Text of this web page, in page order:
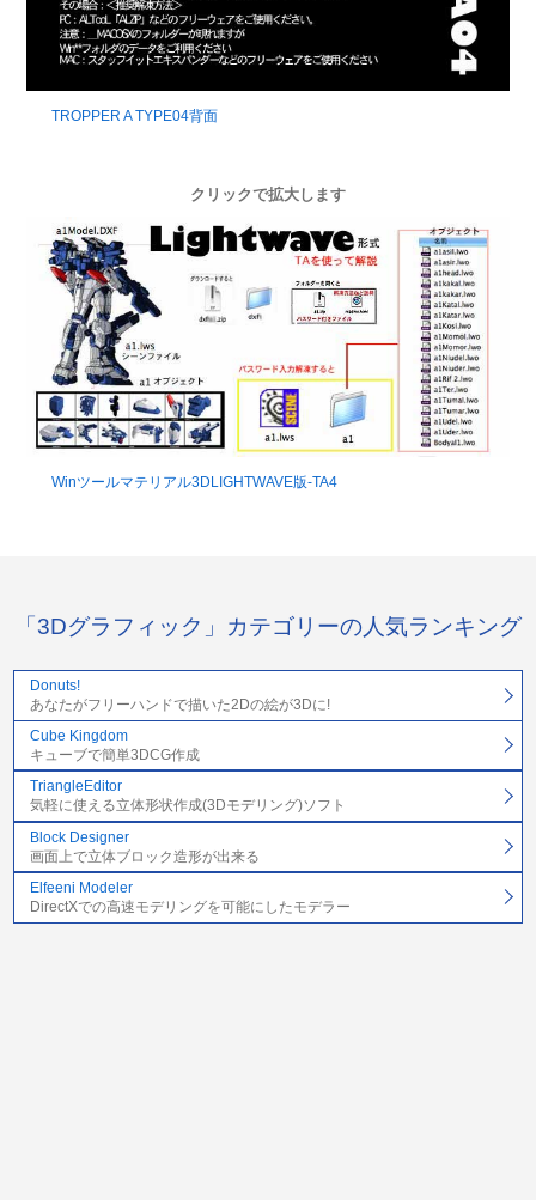
TROPPER A TYPE04背面
クリックで拡大します
Winツールマテリアル3DLIGHTWAVE版-TA4
「3Dグラフィック」カテゴリーの人気ランキング
Donuts!
あなたがフリーハンドで描いた2Dの絵が3Dに!
Cube Kingdom
キューブで簡単3DCG作成
TriangleEditor
気軽に使える立体形状作成(3Dモデリング)ソフト
Block Designer
画面上で立体ブロック造形が出来る
Elfeeni Modeler
DirectXでの高速モデリングを可能にしたモデラー